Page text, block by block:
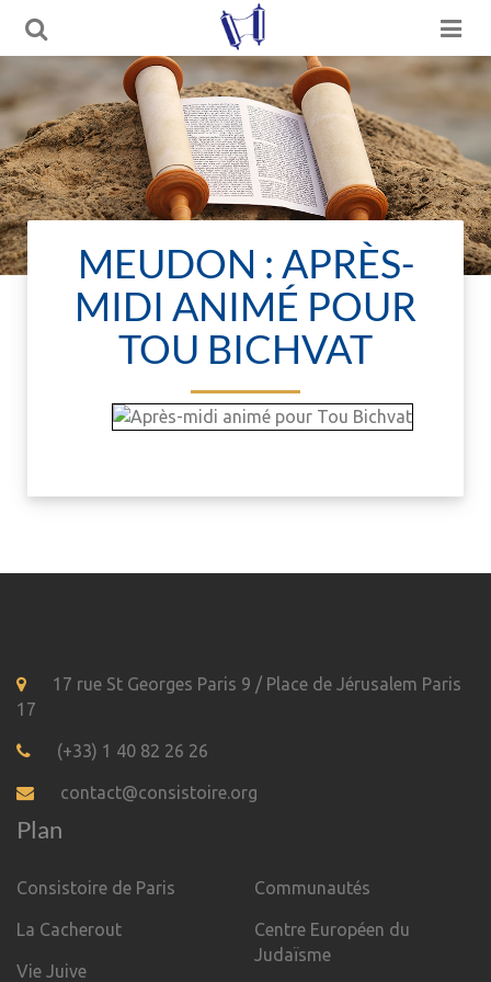
MEUDON : APRÈS-
MIDI ANIMÉ POUR
TOU BICHVAT
17 rue St Georges Paris 9 / Place de Jérusalem Paris
17
(+33) 1 40 82 26 26
contact@consistoire.org
Plan
Consistoire de Paris
La Cacherout
Vie Juive
Communautés
Centre Européen du
Judaïsme